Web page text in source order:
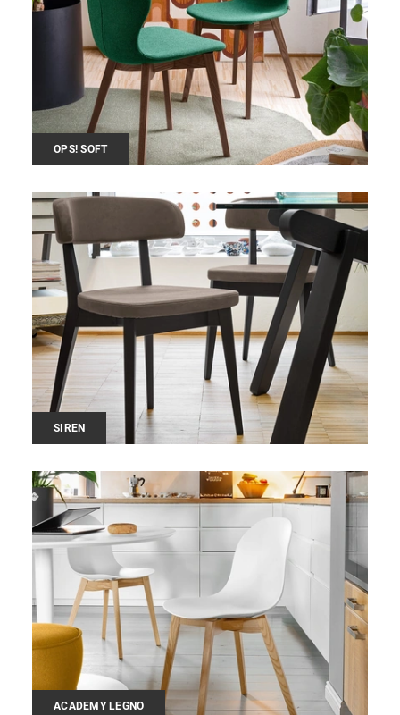
OPS! SOFT
SIREN
ACADEMY LEGNO